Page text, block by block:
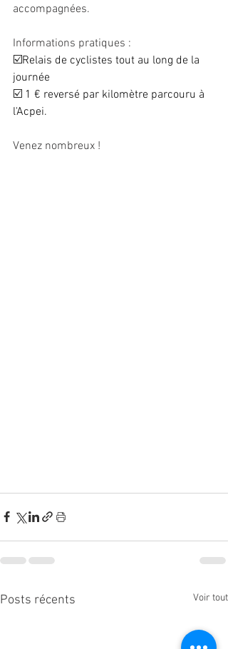
accompagnées.
Informations pratiques :
☑️Relais de cyclistes tout au long de la
journée
☑️ 1 € reversé par kilomètre parcouru à
l'Acpei.
Venez nombreux !
Posts récents Voir tout